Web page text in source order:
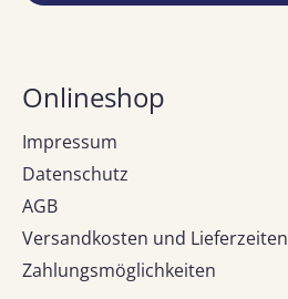
Onlineshop
Impressum
Datenschutz
AGB
Versandkosten und Lieferzeiten
Zahlungsmöglichkeiten